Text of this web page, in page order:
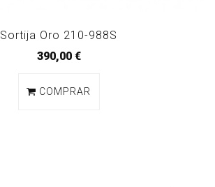
Sortija Oro 210-988S
390,00 €
COMPRAR